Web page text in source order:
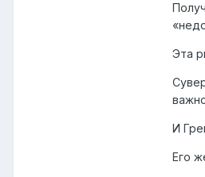
Эта
И
Его